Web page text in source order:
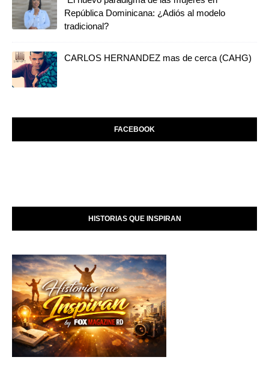
República Dominicana: ¿Adiós al modelo
tradicional?
CARLOS HERNANDEZ mas de cerca (CAHG)
FACEBOOK
HISTORIAS QUE INSPIRAN